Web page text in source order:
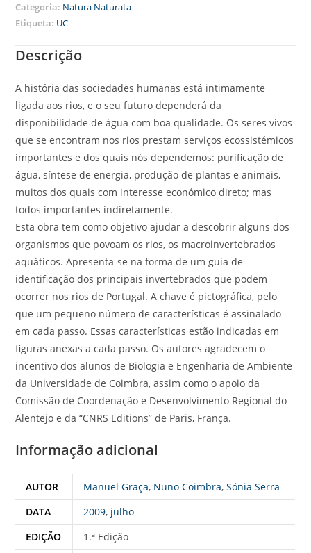
Categoria: Natura Naturata
Etiqueta: UC
Descrição
A história das sociedades humanas está intimamente
ligada aos rios, e o seu futuro dependerá da
disponibilidade de água com boa qualidade. Os seres vivos
que se encontram nos rios prestam serviços ecossistémicos
importantes e dos quais nós dependemos: purificação de
água, síntese de energia, produção de plantas e animais,
muitos dos quais com interesse económico direto; mas
todos importantes indiretamente.
Esta obra tem como objetivo ajudar a descobrir alguns dos
organismos que povoam os rios, os macroinvertebrados
aquáticos. Apresenta-se na forma de um guia de
identificação dos principais invertebrados que podem
ocorrer nos rios de Portugal. A chave é pictográfica, pelo
que um pequeno número de características é assinalado
em cada passo. Essas características estão indicadas em
figuras anexas a cada passo. Os autores agradecem o
incentivo dos alunos de Biologia e Engenharia de Ambiente
da Universidade de Coimbra, assim como o apoio da
Comissão de Coordenação e Desenvolvimento Regional do
Alentejo e da “CNRS Editions” de Paris, França.
Informação adicional
AUTOR Manuel Graça, Nuno Coimbra,Sónia Serra
DATA
2009, julho
EDIÇÃO
1.ª Edição